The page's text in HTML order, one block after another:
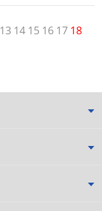
13 14 15 16 17 18